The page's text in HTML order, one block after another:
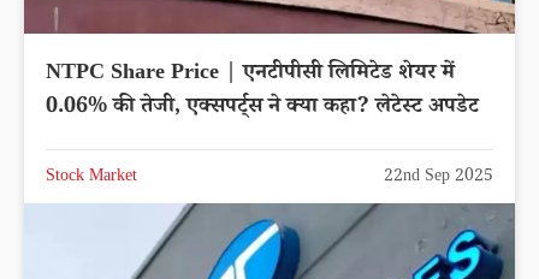
NTPC Share Price | एनटीपीसी लिमिटेड शेयर में
0.06% की तेजी, एक्सपर्ट्स ने क्या कहा? लेटेस्ट अपडेट
Stock Market 22nd Sep 2025